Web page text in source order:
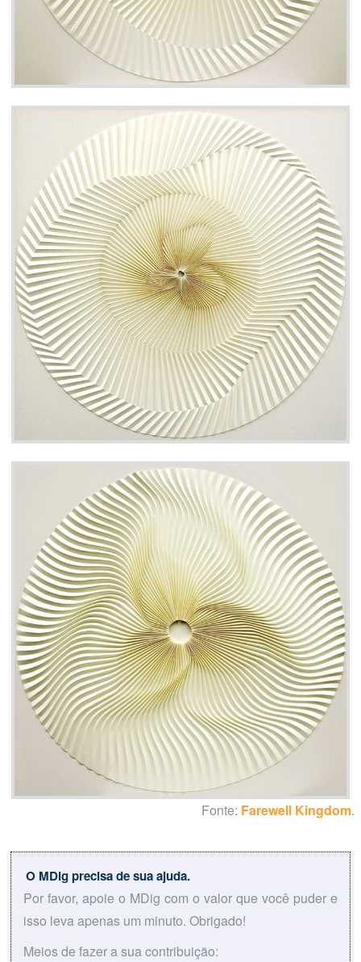
Fonte: Farewell Kingdom.
O MDig precisa de sua ajuda.
Por favor, apoie o MDig com o valor que você puder e
isso leva apenas um minuto. Obrigado!
Meios de fazer a sua contribuição: